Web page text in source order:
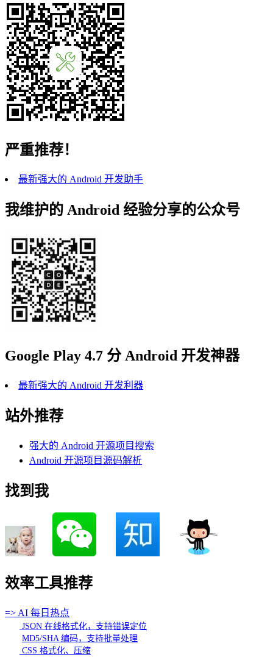
严重推荐！
最新强大的 Android 开发助手
我维护的 Android 经验分享的公众号
Google Play 4.7 分 Android 开发神器
最新强大的 Android 开发利器
站外推荐
强大的 Android 开源项目搜索
Android 开源项目源码解析
找到我
效率工具推荐
=> AI 每日热点
JSON 在线格式化，支持错误定位
MD5/SHA 编码，支持批量处理
CSS 格式化、压缩